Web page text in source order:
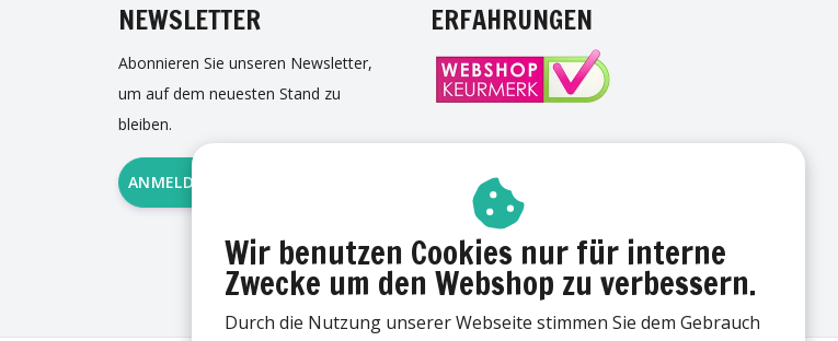
NEWSLETTER
Abonnieren Sie unseren Newsletter,
um auf dem neuesten Stand zu
bleiben.
ANMELDUNG ZUM NEWSLETTER
ERFAHRUNGEN
Wir benutzen Cookies nur für interne
Zwecke um den Webshop zu verbessern.
Durch die Nutzung unserer Webseite stimmen Sie dem Gebrauch